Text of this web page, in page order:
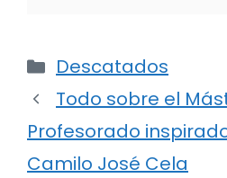
Categorías
Descatados
Todo sobre el
Profesorado
Camilo José Cela